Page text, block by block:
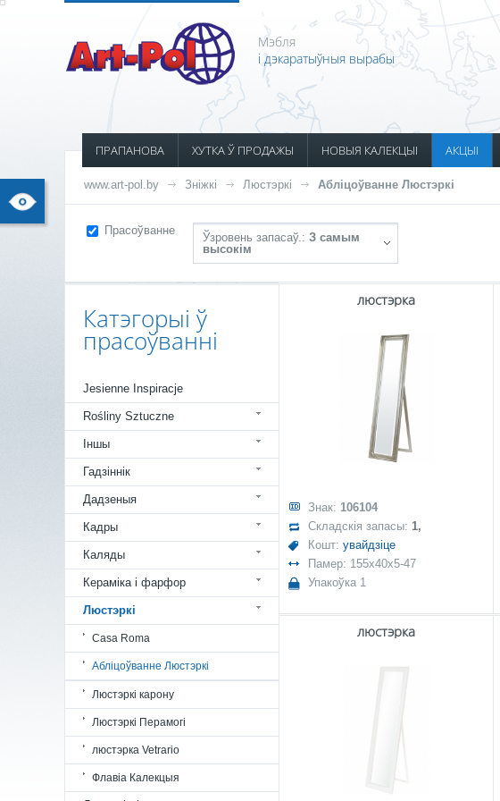
Мэбля
і дэкаратыўныя вырабы
ПРАПАНОВА ХУТКА Ў ПРОДАЖЫ НОВЫЯ КАЛЕКЦЫІ АКЦЫІ
www.art-pol.by Зніжкі Люстэркі Абліцоўванне Люстэркі
Прасоўванне
Ўзровень запасаў.: З самым
высокім
Катэгорыі ў
прасоўванні
Jesienne Inspiracje
Rośliny Sztuczne
Іншы
Гадзіннік
Дадзеныя
Кадры
Каляды
Кераміка і фарфор
Люстэркі
Casa Roma
Абліцоўванне Люстэркі
Люстэркі карону
Люстэркі Перамогі
люстэрка Vetrario
Флавіа Калекцыя
люстэрка
Знак: 106104
Складскія запасы: 1,
Кошт: увайдзіце
Памер: 155x40x5-47
Упакоўка 1
люстэрка